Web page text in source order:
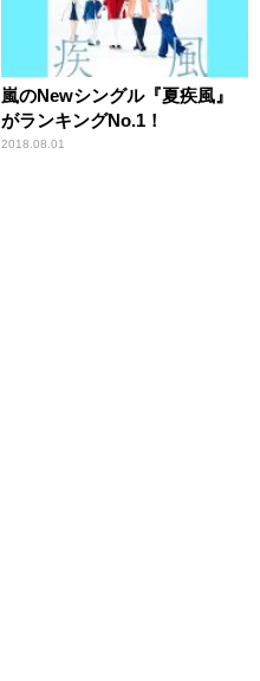
嵐のNewシングル『夏疾風』
がランキングNo.1！
2018.08.01